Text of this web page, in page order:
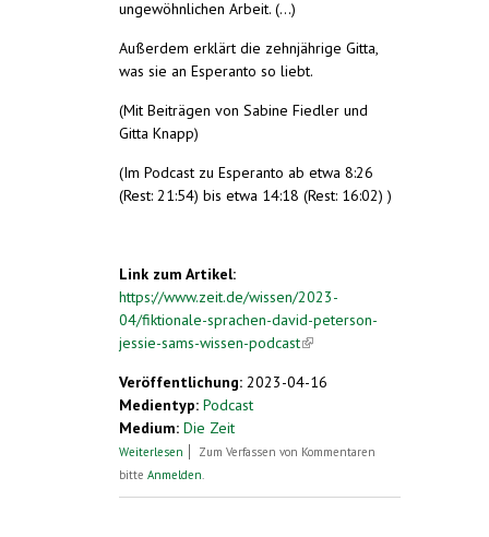
ungewöhnlichen Arbeit. (...)
Außerdem erklärt die zehnjährige Gitta,
was sie an Esperanto so liebt.
(Mit Beiträgen von Sabine Fiedler und
Gitta Knapp)
(Im Podcast zu Esperanto ab etwa 8:26
(Rest: 21:54) bis etwa 14:18 (Rest: 16:02) )
Link zum Artikel:
https://www.zeit.de/wissen/2023-
04/fiktionale-sprachen-david-peterson-
jessie-sams-wissen-podcast(link is external)
Veröffentlichung: 2023-04-16
Medientyp: Podcast
Medium: Die Zeit
Weiterlesen über Esperanto, Dothraki, Klingonisch –
Zum Verfassen von Kommentaren
bitte Anmelden.